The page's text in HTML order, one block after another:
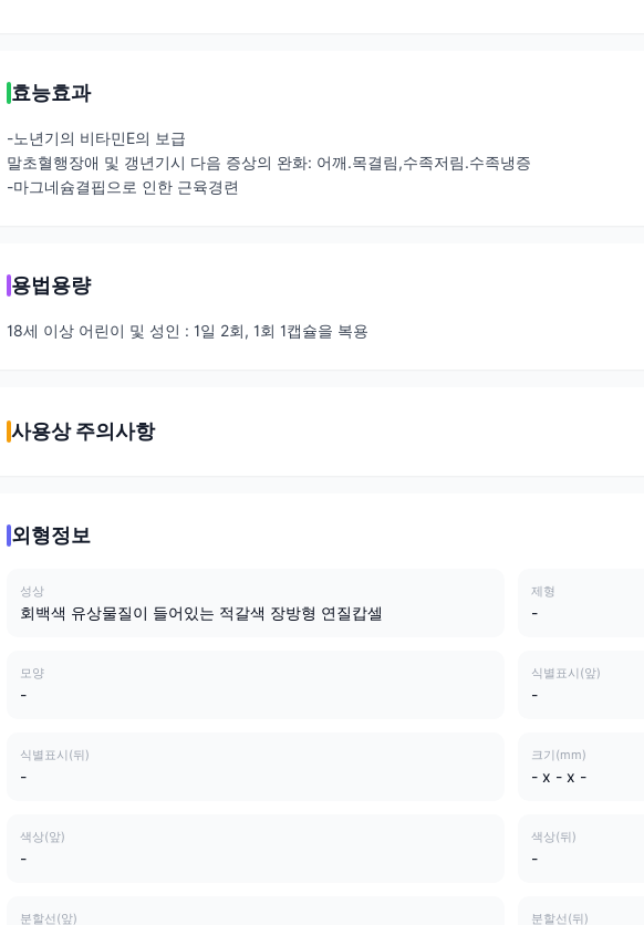
효능효과
-노년기의 비타민E의 보급
말초혈행장애 및 갱년기시 다음 증상의 완화: 어깨.목결림,수족저림.수족냉증
-마그네슘결핍으로 인한 근육경련
용법용량
18세 이상 어린이 및 성인 : 1일 2회, 1회 1캡슐을 복용
사용상 주의사항
외형정보
성상
회백색 유상물질이 들어있는 적갈색 장방형 연질캅셀
제형
-
모양
-
식별표시(앞)
-
식별표시(뒤)
-
크기(mm)
- x - x -
색상(앞)
-
색상(뒤)
-
분할선(앞) 분할선(뒤)